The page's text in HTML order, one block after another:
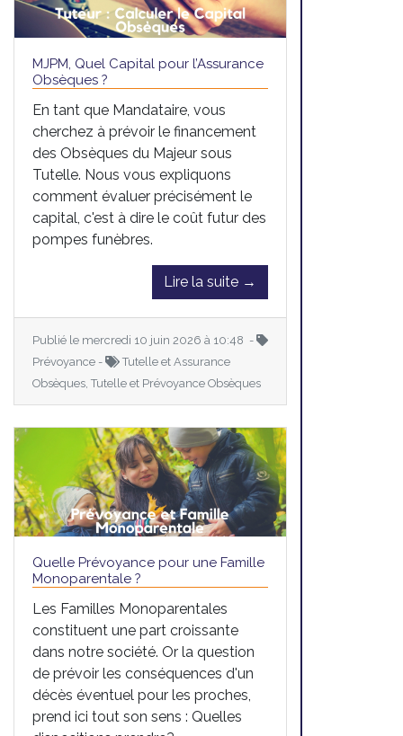
MJPM, Quel Capital pour l’Assurance
Obsèques ?
En tant que Mandataire, vous
cherchez à prévoir le financement
des Obsèques du Majeur sous
Tutelle. Nous vous expliquons
comment évaluer précisément le
capital, c'est à dire le coût futur des
pompes funèbres.
Lire la suite →
Publié le mercredi 10 juin 2026 à 10:48 -
Prévoyance -
Tutelle et Assurance
Obsèques, Tutelle et Prévoyance Obsèques
Quelle Prévoyance pour une Famille
Monoparentale ?
Les Familles Monoparentales
constituent une part croissante
dans notre société. Or la question
de prévoir les conséquences d'un
décès éventuel pour les proches,
prend ici tout son sens : Quelles